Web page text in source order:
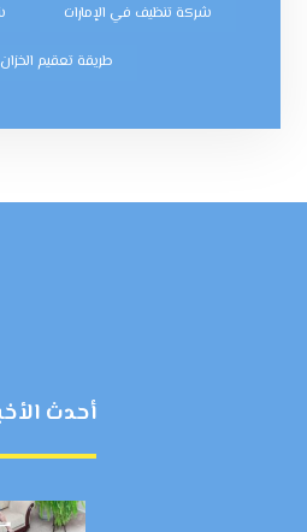
شركة تنظيف في الإمارات
طريقة تعقيم
أحدث